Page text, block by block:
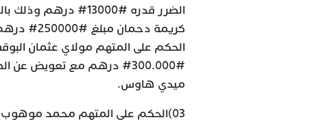
الضرر قدره #13000#
الحكم على المتهم مولاي عثمان
ميدي هاوس.
03)الحكم على المتهم محمد موهوب